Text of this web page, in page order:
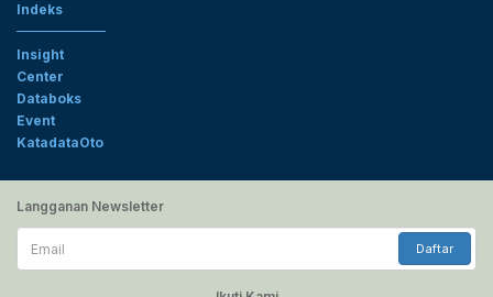
Indeks
Insight
Center
Databoks
Event
KatadataOto
Langganan Newsletter
Email
Daftar